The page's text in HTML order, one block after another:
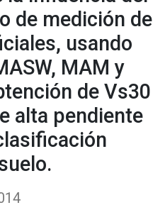
de medición de
usando
MAM y
de Vs30
alta pendiente